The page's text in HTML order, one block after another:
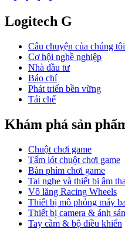
Logitech G
Câu chuyện của chúng tôi
Cơ hội nghề nghiệp
Nhà đầu tư
Báo chí
Phát triển bền vững
Tái chế
Khám phá sản
Chuột chơi game
Tấm lót chuột chơi game
Bàn phím chơi game
Tai nghe và thiết bị âm
Vô lăng Racing Wheels
Thiết bị mô phỏng máy
Thiết bị camera & ánh
Tay cầm & bộ điều khiển